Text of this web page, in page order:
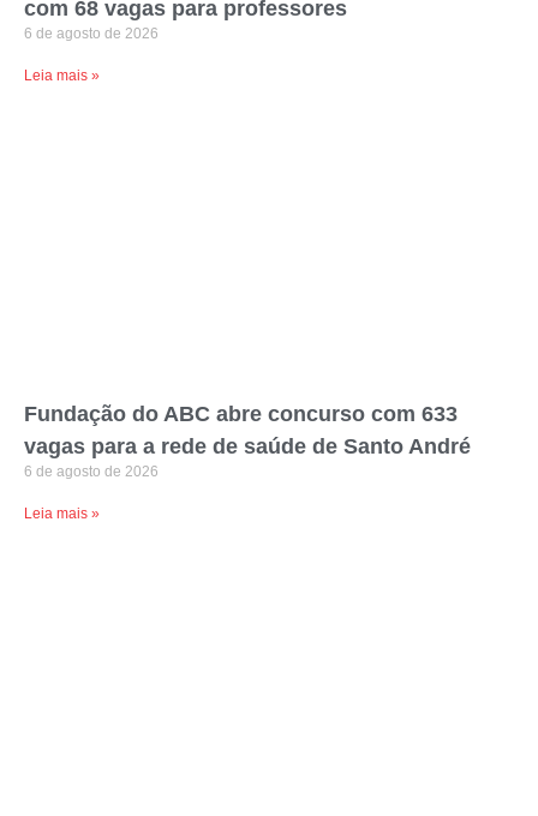
com 68 vagas para professores
6 de agosto de 2026
Leia mais »
Fundação do ABC abre concurso com 633
vagas para a rede de saúde de Santo André
6 de agosto de 2026
Leia mais »